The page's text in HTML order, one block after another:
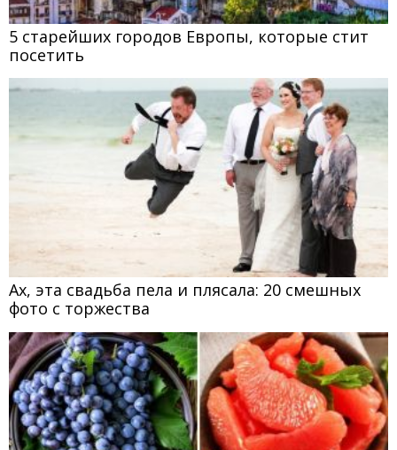
5 старейших городов Европы, которые стит
посетить
Ах, эта свадьба пела и плясала: 20 смешных
фото с торжества